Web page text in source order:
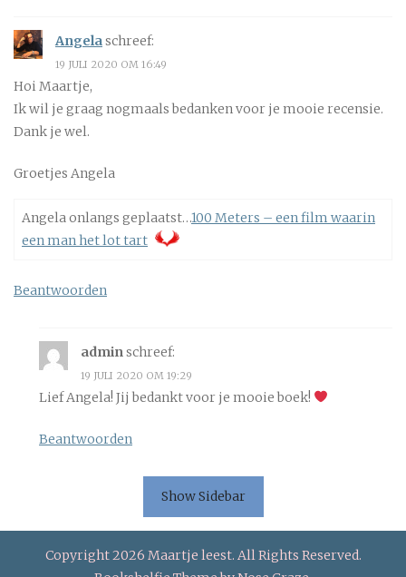
Angelaschreef:
19 JULI 2020 OM 16:49
Hoi Maartje,
Ik wil je graag nogmaals bedanken voor je mooie recensie.
Dank je wel.
Groetjes Angela
Angela onlangs geplaatst…100 Meters – een film waarin
een man het lot tart
Beantwoorden
adminschreef:
19 JULI 2020 OM 19:29
Lief Angela! Jij bedankt voor je mooie boek!
Beantwoorden
Show Sidebar
Copyright 2026 Maartje leest. All Rights Reserved.